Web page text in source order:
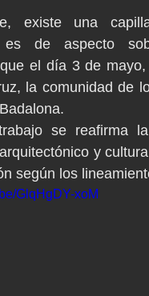
existe una
de aspecto
el día 3 de
la comunidad de
se reafirma
y
según los
GlqHgDY-xoM